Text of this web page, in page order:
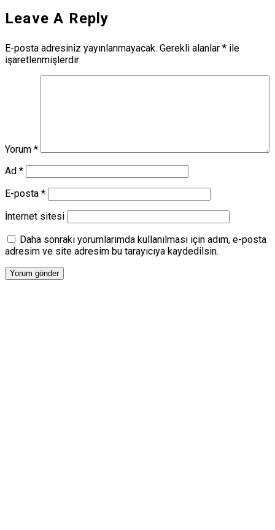
Leave A Reply
E-posta adresiniz yayınlanmayacak. Gerekli alanlar * ile
işaretlenmişlerdir
Yorum *
Ad *
E-posta *
İnternet sitesi
Daha sonraki yorumlarımda kullanılması için adım, e-posta
adresim ve site adresim bu tarayıcıya kaydedilsin.